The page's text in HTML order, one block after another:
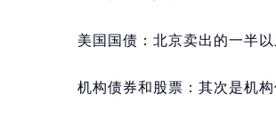
美国国债：北京卖出的一半以
机构债券和股票：其次是机